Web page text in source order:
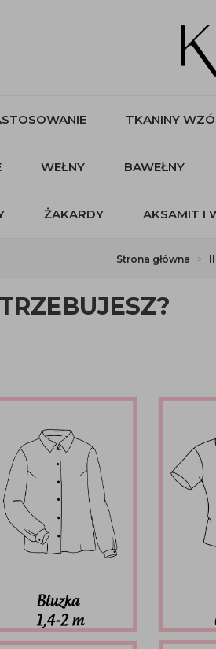
TKANINY
WEŁNY BAWEŁNY
ŻAKARDY AKSAMIT I
Strona główna